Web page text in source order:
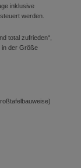
inklusive
werden.
total zufrieden“,
in der Größe